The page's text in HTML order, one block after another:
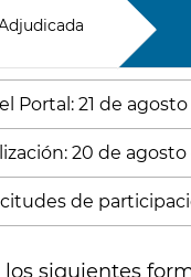
Portal: 21 de agosto
20 de agosto
de
siguientes